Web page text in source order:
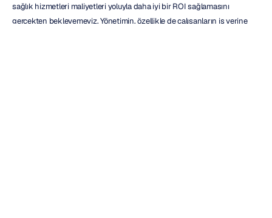
sağlık hizmetleri maliyetleri yoluyla daha iyi bir ROI sağlamasını
gerçekten bekleyemeyiz. Yönetimin, özellikle de çalışanların iş yerine